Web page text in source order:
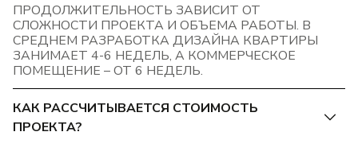
ПРОДОЛЖИТЕЛЬНОСТЬ ЗАВИСИТ ОТ
СЛОЖНОСТИ ПРОЕКТА И ОБЪЕМА РАБОТЫ. В
СРЕДНЕМ РАЗРАБОТКА ДИЗАЙНА КВАРТИРЫ
ЗАНИМАЕТ 4-6 НЕДЕЛЬ, А КОММЕРЧЕСКОЕ
ПОМЕЩЕНИЕ – ОТ 6 НЕДЕЛЬ.
КАК РАССЧИТЫВАЕТСЯ СТОИМОСТЬ
ПРОЕКТА?